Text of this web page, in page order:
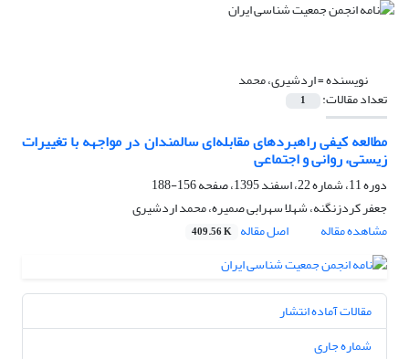
نویسنده =اردشیری، محمد
تعداد مقالات: 1
مطالعه کیفی راهبردهای مقابله‌ای سالمندان در مواجهه با تغییرات
زیستی، روانی و اجتماعی
دوره 11، شماره 22، اسفند 1395، صفحه
156-188
جعفر کردزنگنه، شهلا سهرابی صمیره، محمد اردشیری
مشاهده مقاله
اصل مقاله 409.56 K
مقالات آماده انتشار
شماره جاری